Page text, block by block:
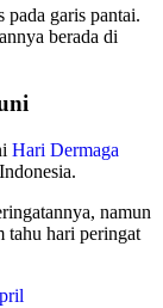
garis pantai.
berada di
Hari Dermaga
namun
tahu hari peringat